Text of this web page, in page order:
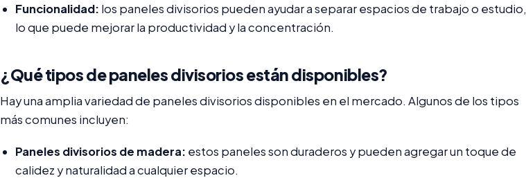
Funcionalidad: los paneles divisorios pueden ayudar a separar espacios de trabajo o estudio,
lo que puede mejorar la productividad y la concentración.
¿Qué tipos de paneles divisorios están disponibles?
Hay una amplia variedad de paneles divisorios disponibles en el mercado. Algunos de los tipos
más comunes incluyen:
Paneles divisorios de madera: estos paneles son duraderos y pueden agregar un toque de
calidez y naturalidad a cualquier espacio.